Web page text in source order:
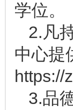
学位。
2.凡
中心提
https://
3.品